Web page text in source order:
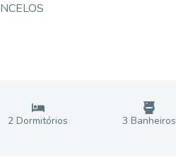
2 Dormitórios 3 Banheiros